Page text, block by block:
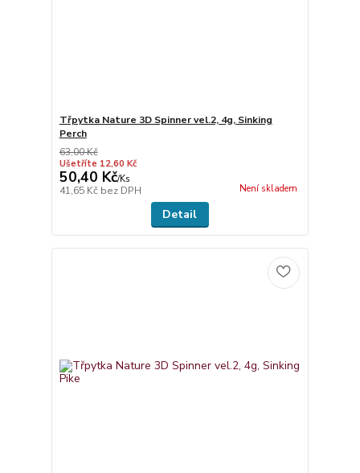
Třpytka Nature 3D Spinner vel.2, 4g, Sinking
Perch
63,00 Kč
Ušetříte 12,60 Kč
50,40 Kč/Ks
41,65 Kč bez DPH Není skladem
Detail